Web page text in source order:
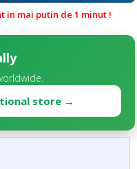
in mai putin de 1 minut !
store →